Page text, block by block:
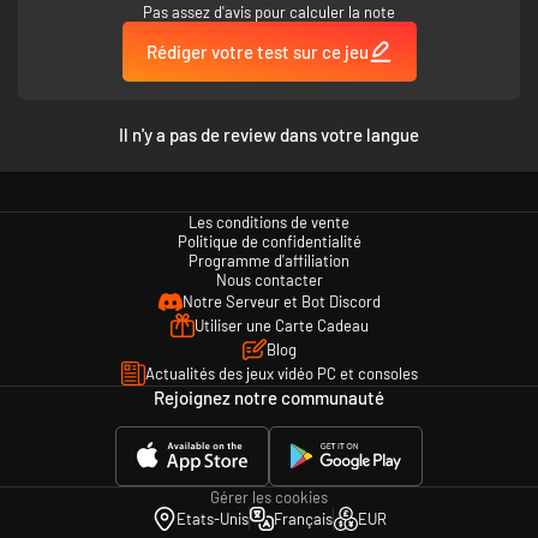
L'histoire de cette extension est intégrée à l'histoire principale de l'édition
de base de The Riftbreaker. La nouvelle branche et le contenu de
l'extension se débloqueront à mesure que vous progresserez dans le jeu.
Si vous avez précédemment terminé l'histoire principale de The
Riftbreaker, vous pouvez continuer l'aventure là où vous l'aviez laissée. La
nouvelle partie de l'histoire se débloquera immédiatement, et vous
Pas assez d'avis pour calculer la note
Rédiger votre test sur ce jeu
Il n'y a pas de review dans votre langue
Les conditions de vente
Politique de confidentialité
Programme d'affiliation
Nous contacter
Notre Serveur et Bot Discord
Utiliser une Carte Cadeau
Blog
Actualités des jeux vidéo PC et consoles
Rejoignez notre communauté
Gérer les cookies
Etats-Unis
Français EUR